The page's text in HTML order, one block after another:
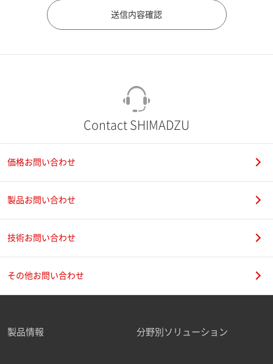
ご勤務先
Contact SHIMADZU
価格お問い合わせ
製品お問い合わせ
技術お問い合わせ
その他お問い合わせ
製品情報 分野別ソリューション